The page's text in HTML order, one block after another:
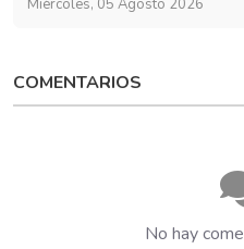
Miércoles, 05 Agosto 2026
COMENTARIOS
No hay